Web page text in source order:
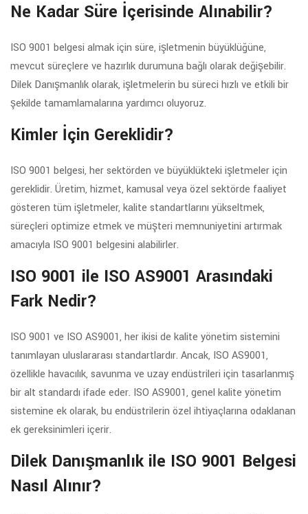
Ne Kadar Süre İçerisinde Alınabilir?
ISO 9001 belgesi almak için süre, işletmenin büyüklüğüne,
mevcut süreçlere ve hazırlık durumuna bağlı olarak değişebilir.
Dilek Danışmanlık olarak, işletmelerin bu süreci hızlı ve etkili bir
şekilde tamamlamalarına yardımcı oluyoruz.
Kimler İçin Gereklidir?
ISO 9001 belgesi, her sektörden ve büyüklükteki işletmeler için
gereklidir. Üretim, hizmet, kamusal veya özel sektörde faaliyet
gösteren tüm işletmeler, kalite standartlarını yükseltmek,
süreçleri optimize etmek ve müşteri memnuniyetini artırmak
amacıyla ISO 9001 belgesini alabilirler.
ISO 9001 ile ISO AS9001 Arasındaki
Fark Nedir?
ISO 9001 ve ISO AS9001, her ikisi de kalite yönetim sistemini
tanımlayan uluslararası standartlardır. Ancak, ISO AS9001,
özellikle havacılık, savunma ve uzay endüstrileri için tasarlanmış
bir alt standardı ifade eder. ISO AS9001, genel kalite yönetim
sistemine ek olarak, bu endüstrilerin özel ihtiyaçlarına odaklanan
ek gereksinimleri içerir.
Dilek Danışmanlık ile ISO 9001 Belgesi
Nasıl Alınır?